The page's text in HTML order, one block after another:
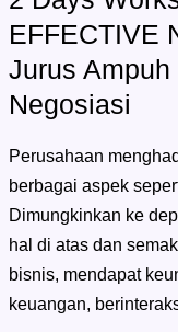
EFFECTIVE
Jurus
Negosiasi
Perusahaan
berbagai aspek
Dimungkinkan ke
hal di atas dan
bisnis, mendapat
keuangan,